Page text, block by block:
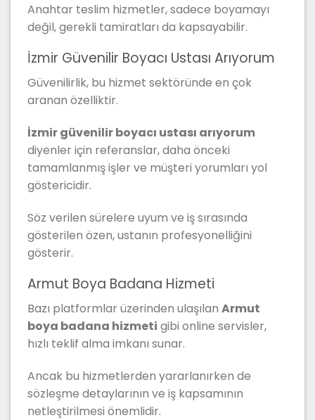
Anahtar teslim hizmetler, sadece boyamayı
değil, gerekli tamiratları da kapsayabilir.
İzmir Güvenilir Boyacı Ustası Arıyorum
Güvenilirlik, bu hizmet sektöründe en çok
aranan özelliktir.
İzmir güvenilir boyacı ustası arıyorum
diyenler için referanslar, daha önceki
tamamlanmış işler ve müşteri yorumları yol
göstericidir.
Söz verilen sürelere uyum ve iş sırasında
gösterilen özen, ustanın profesyonelliğini
gösterir.
Armut Boya Badana Hizmeti
Bazı platformlar üzerinden ulaşılan Armut
boya badana hizmeti gibi online servisler,
hızlı teklif alma imkanı sunar.
Ancak bu hizmetlerden yararlanırken de
sözleşme detaylarının ve iş kapsamının
netleştirilmesi önemlidir.